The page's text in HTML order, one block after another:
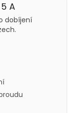
A
dobíjení